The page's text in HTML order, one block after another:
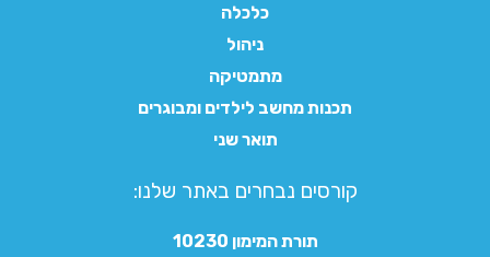
כלכלה
ניהול
מתמטיקה
תכנות מחשב לילדים ומבוגרים
תואר שני
קורסים נבחרים באתר שלנו:​
תורת המימון 10230